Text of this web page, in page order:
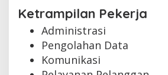
Ketrampilan Pekerja
Administrasi
Pengolahan Data
Komunikasi